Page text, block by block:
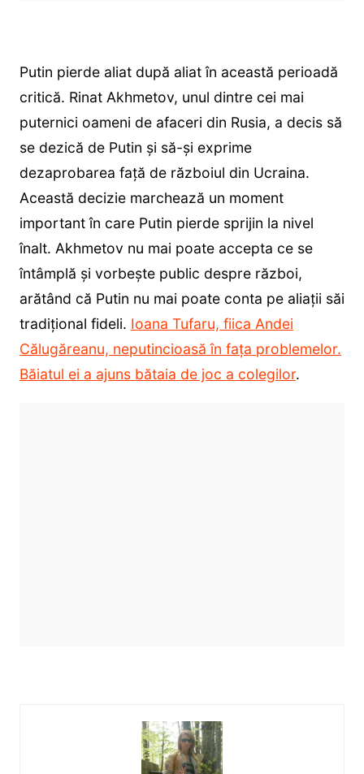
Putin pierde aliat după aliat în această perioadă
critică. Rinat Akhmetov, unul dintre cei mai
puternici oameni de afaceri din Rusia, a decis să
se dezică de Putin și să-și exprime
dezaprobarea față de războiul din Ucraina.
Această decizie marchează un moment
important în care Putin pierde sprijin la nivel
înalt. Akhmetov nu mai poate accepta ce se
întâmplă și vorbește public despre război,
arătând că Putin nu mai poate conta pe aliații săi
tradițional fideli. Ioana Tufaru, fiica Andei
Călugăreanu, neputincioasă în fața problemelor.
Băiatul ei a ajuns bătaia de joc a colegilor.